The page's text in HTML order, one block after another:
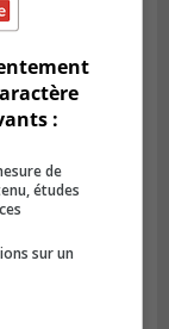
les
:
de
études
sur un